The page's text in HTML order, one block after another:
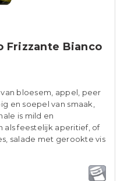
Frizzante Bianco
bloesem, appel, peer
en soepel van smaak,
is mild en
als feestelijk aperitief, of
salade met gerookte vis